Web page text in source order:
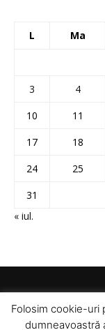
L Ma
3
4
10
11
17
18
24
25
31
« iul.
Folosim cookie-uri
dumneavoastră